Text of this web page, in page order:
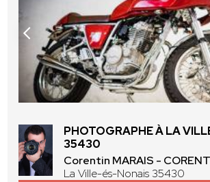
PHOTOGRAPHE À LA
35430
Corentin MARAIS -
La Ville-és-Nonais 35430